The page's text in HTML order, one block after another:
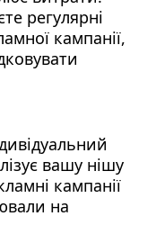
регулярні
кампанії,
вашу нішу
кампанії
на